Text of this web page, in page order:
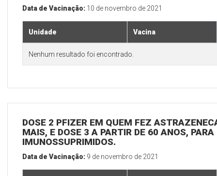
Data de Vacinação: 10 de novembro de 2021
Unidade Vacina
Nenhum resultado foi encontrado.
DOSE 2 PFIZER EM QUEM FEZ
MAIS, E DOSE 3 A PARTIR DE 60 ANOS,
IMUNOSSUPRIMIDOS.
Data de Vacinação: 9 de novembro de 2021